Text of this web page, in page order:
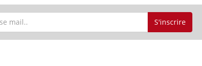
S'inscrire